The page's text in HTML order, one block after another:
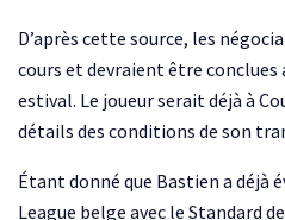
D’après cette source, les
cours et devraient être
estival. Le joueur serait déjà à
détails des conditions de son
Étant donné que Bastien a déjà
League belge avec le Standard